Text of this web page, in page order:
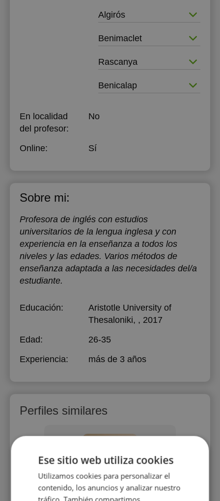
Algirós
Benimaclet
Rascanya
Benicalap
En localidad
del profesor:
No
Online: Sí
Sobre mi:
Profesora de inglés con estudios
universitarios de la lengua inglesa y con
experiencia en la enseñanza a todos los
niveles y las edades. Varios métodos de
enseñanza adaptada a las necesidades del/a
estudiante.
Educación:
Aristotle University of
Thesaloniki, , 2017
Edad:
26-35
Experiencia:
más de 3 años
Perfiles similares
Jorge Ruiz
Ese sitio web utiliza cookies
Utilizamos cookies para personalizar el
contenido, los anuncios y analizar nuestro
tráfico. También compartimos